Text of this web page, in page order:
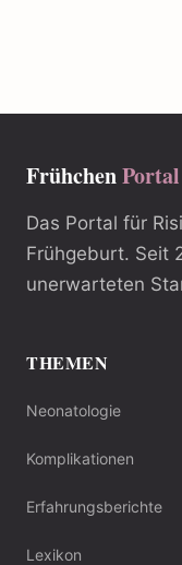
FrühchenPortal
Das Portal für
Frühgeburt. Seit
unerwarteten
THEMEN
Neonatologie
Komplikationen
Erfahrungsberichte
Lexikon